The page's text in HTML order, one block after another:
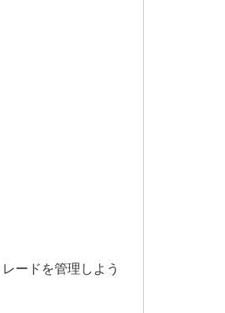
ードを管理しよう